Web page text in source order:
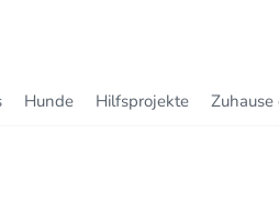
Hunde Hilfsprojekte